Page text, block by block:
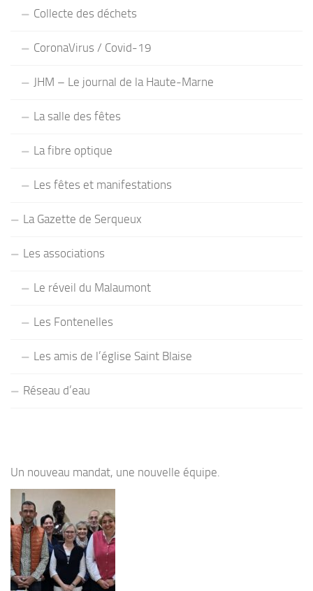
Collecte des déchets
CoronaVirus / Covid-19
JHM – Le journal de la Haute-Marne
La salle des fêtes
La fibre optique
Les fêtes et manifestations
La Gazette de Serqueux
Les associations
Le réveil du Malaumont
Les Fontenelles
Les amis de l’église Saint Blaise
Réseau d’eau
Un nouveau mandat, une nouvelle équipe.